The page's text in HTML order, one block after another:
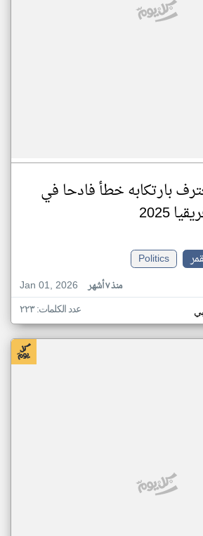
بارتكابه خطأ فادحا في
2025
Politics
Jan 01, 2026
منذ ٧ أشهر
عدد الكلمات: ٢٢٣